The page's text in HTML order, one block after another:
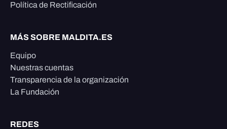
Política de Rectificación
MÁS SOBRE MALDITA.ES
Equipo
Nuestras cuentas
Transparencia de la organización
La Fundación
REDES